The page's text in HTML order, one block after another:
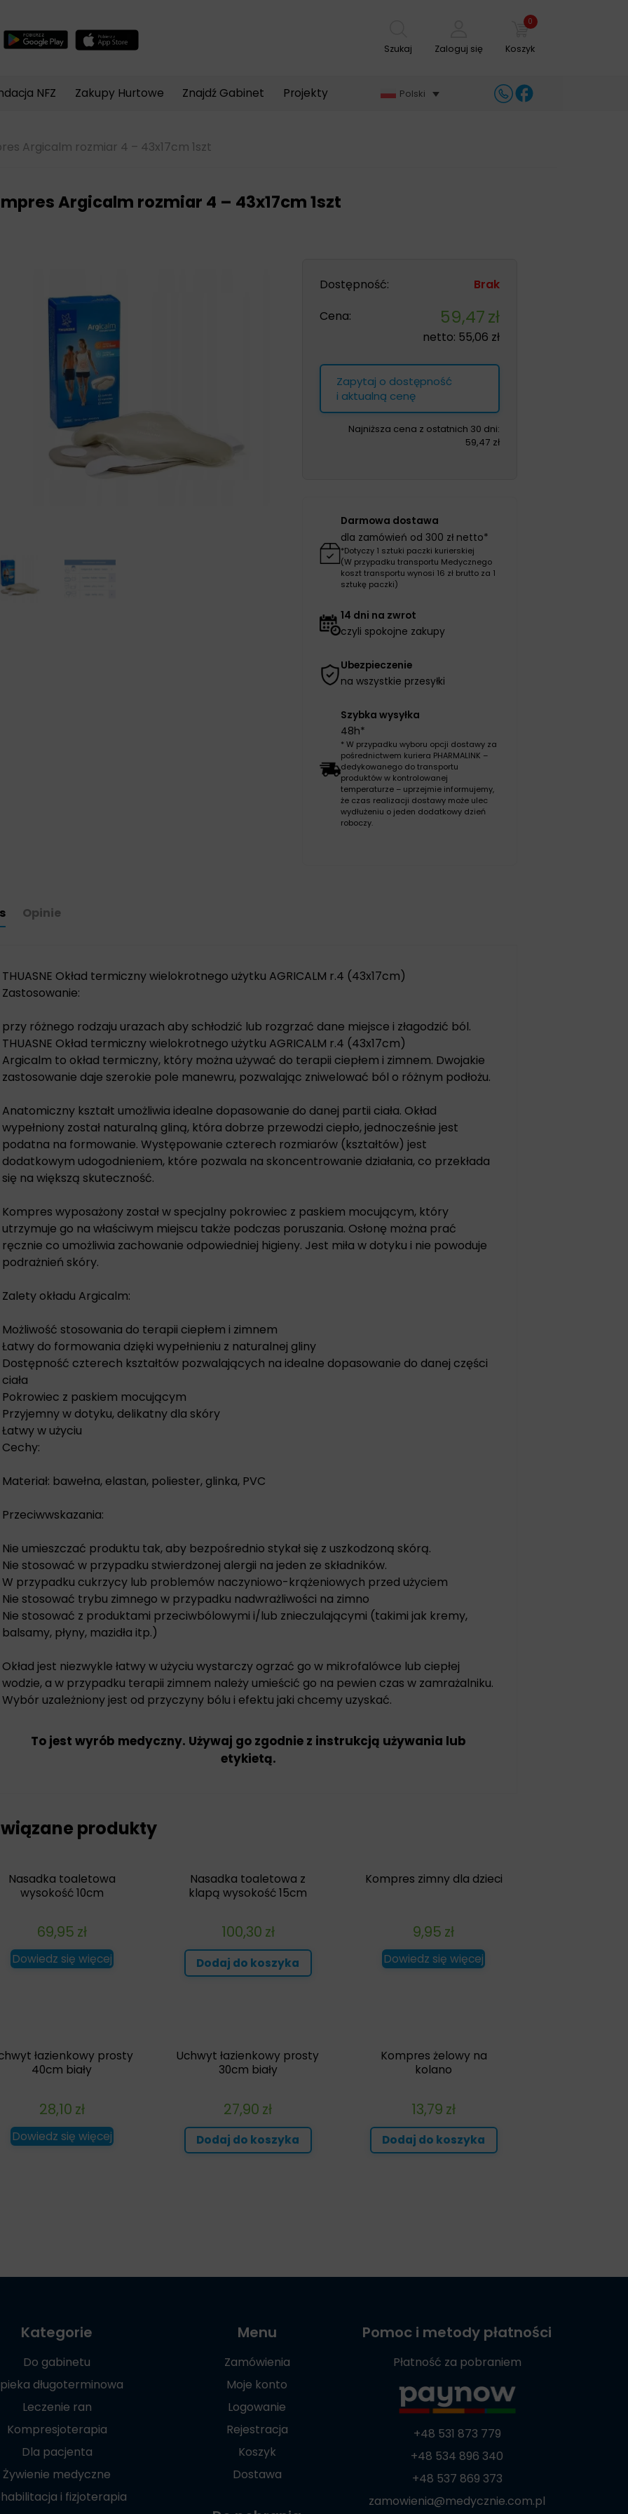
Szukaj Zaloguj się
0
Koszyk
NFZ Zakupy Hurtowe Znajdź Gabinet Projekty Polski
Argicalm rozmiar 4 – 43x17cm 1szt
Argicalm rozmiar 4 – 43x17cm 1szt
Dostępność:
Brak
Cena:
59,47zł
netto: 55,06 zł
Zapytaj o dostępność
i aktualną cenę
Najniższa cena z ostatnich 30 dni:
59,47 zł
Darmowa dostawa
dla zamówień od 300 zł netto*
*Dotyczy 1 sztuki paczki kurierskiej
(W przypadku transportu Medycznego
koszt transportu wynosi 16 zł brutto za 1
sztukę paczki)
14 dni na zwrot
czyli spokojne zakupy
Ubezpieczenie
na wszystkie przesyłki
Szybka wysyłka
48h*
* W przypadku wyboru opcji dostawy za
pośrednictwem kuriera PHARMALINK –
dedykowanego do transportu
produktów w kontrolowanej
temperaturze – uprzejmie informujemy,
że czas realizacji dostawy może ulec
wydłużeniu o jeden dodatkowy dzień
roboczy.
Opinie
THUASNE Okład termiczny wielokrotnego użytku AGRICALM r.4 (43x17cm)
Zastosowanie:
przy różnego rodzaju urazach aby schłodzić lub rozgrzać dane miejsce i złagodzić ból.
THUASNE Okład termiczny wielokrotnego użytku AGRICALM r.4 (43x17cm)
Argicalm to okład termiczny, który można używać do terapii ciepłem i zimnem. Dwojakie
zastosowanie daje szerokie pole manewru, pozwalając zniwelować ból o różnym podłożu.
Anatomiczny kształt umożliwia idealne dopasowanie do danej partii ciała. Okład
wypełniony został naturalną gliną, która dobrze przewodzi ciepło, jednocześnie jest
podatna na formowanie. Występowanie czterech rozmiarów (kształtów) jest
dodatkowym udogodnieniem, które pozwala na skoncentrowanie działania, co przekłada
się na większą skuteczność.
Kompres wyposażony został w specjalny pokrowiec z paskiem mocującym, który
utrzymuje go na właściwym miejscu także podczas poruszania. Osłonę można prać
ręcznie co umożliwia zachowanie odpowiedniej higieny. Jest miła w dotyku i nie powoduje
podrażnień skóry.
Zalety okładu Argicalm:
Możliwość stosowania do terapii ciepłem i zimnem
Łatwy do formowania dzięki wypełnieniu z naturalnej gliny
Dostępność czterech kształtów pozwalających na idealne dopasowanie do danej części
ciała
Pokrowiec z paskiem mocującym
Przyjemny w dotyku, delikatny dla skóry
Łatwy w użyciu
Cechy:
Materiał: bawełna, elastan, poliester, glinka, PVC
Przeciwwskazania:
Nie umieszczać produktu tak, aby bezpośrednio stykał się z uszkodzoną skórą.
Nie stosować w przypadku stwierdzonej alergii na jeden ze składników.
W przypadku cukrzycy lub problemów naczyniowo-krążeniowych przed użyciem
Nie stosować trybu zimnego w przypadku nadwrażliwości na zimno
Nie stosować z produktami przeciwbólowymi i/lub znieczulającymi (takimi jak kremy,
balsamy, płyny, mazidła itp.)
Okład jest niezwykle łatwy w użyciu wystarczy ogrzać go w mikrofalówce lub ciepłej
wodzie, a w przypadku terapii zimnem należy umieścić go na pewien czas w zamrażalniku.
Wybór uzależniony jest od przyczyny bólu i efektu jaki chcemy uzyskać.
To jest wyrób medyczny. Używaj go zgodnie z instrukcją używania lub
etykietą.
produkty
Nasadka toaletowa
wysokość 10cm
69,95 zł
Dowiedz się więcej
Nasadka toaletowa z
klapą wysokość 15cm
100,30 zł
Dodaj do koszyka
Kompres zimny dla dzieci
9,95 zł
Dowiedz się więcej
łazienkowy prosty
40cm biały
28,10 zł
Dowiedz się więcej
Uchwyt łazienkowy prosty
30cm biały
27,90 zł
Dodaj do koszyka
Kompres żelowy na
kolano
13,79 zł
Dodaj do koszyka
Kategorie
Do gabinetu
długoterminowa
Leczenie ran
Kompresjoterapia
Dla pacjenta
Żywienie medyczne
i fizjoterapia
Menu
Zamówienia
Moje konto
Logowanie
Rejestracja
Koszyk
Dostawa
Pomoc i metody płatności
Płatność za pobraniem
+48 531 873 779
+48 534 896 340
+48 537 869 373
zamowienia@medycznie.com.pl